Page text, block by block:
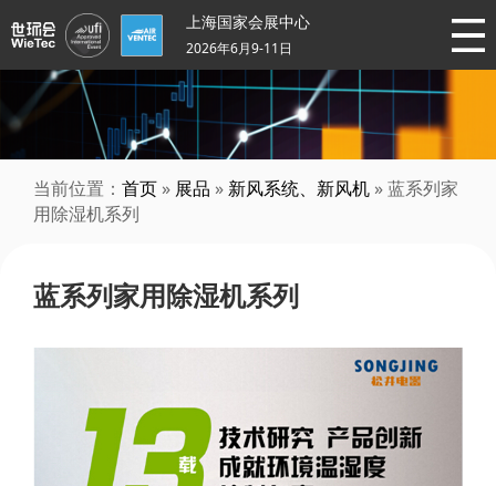
上海国家会展中心
2026年6月9-11日
当前位置： 首页 » 展品 » 新风系统、新风机 » 蓝系列家
用除湿机系列
蓝系列家用除湿机系列